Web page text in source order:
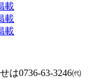
載
載
載
は0736-63-3246㈹